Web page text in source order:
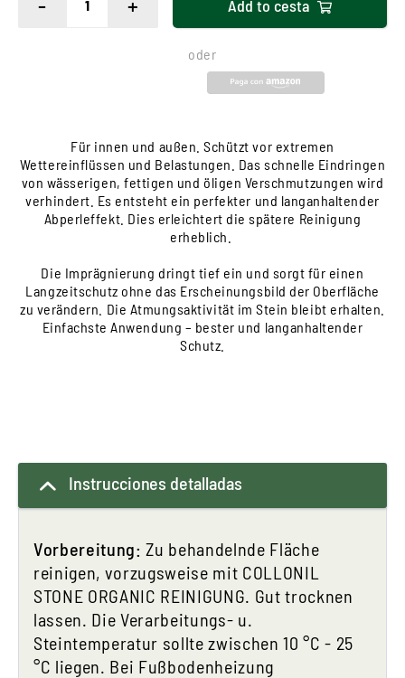
- + Add to cesta
oder
Für innen und außen. Schützt vor extremen
Wettereinflüssen und Belastungen. Das schnelle Eindringen
von wässerigen, fettigen und öligen Verschmutzungen wird
verhindert. Es entsteht ein perfekter und langanhaltender
Abperleffekt. Dies erleichtert die spätere Reinigung
erheblich.
Die Imprägnierung dringt tief ein und sorgt für einen
Langzeitschutz ohne das Erscheinungsbild der Oberfläche
zu verändern. Die Atmungsaktivität im Stein bleibt erhalten.
Einfachste Anwendung – bester und langanhaltender
Schutz.
Instrucciones detalladas
Vorbereitung:Zu behandelnde Fläche
reinigen, vorzugsweise mit COLLONIL
STONE ORGANIC REINIGUNG. Gut trocknen
lassen. Die Verarbeitungs- u.
Steintemperatur sollte zwischen 10 °C - 25
°C liegen. Bei Fußbodenheizung